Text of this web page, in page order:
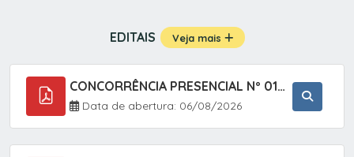
EDITAIS Veja mais
CONCORRÊNCIA PRESENCIAL Nº 019/2025 - PAVIMENTAÇÃO ASFÁLTICA EM TRECHO DA RUA 2 NO BAIRRO VILA SOARES NO MUNICÍPIO DE SETE BARRAS/SP.
Data de abertura: 06/08/2026